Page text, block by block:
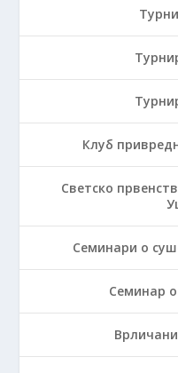
Клуб
Светско
Семинари о
Семинар